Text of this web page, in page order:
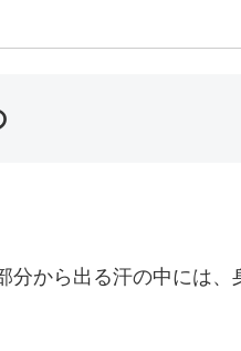
分から出る汗の中には